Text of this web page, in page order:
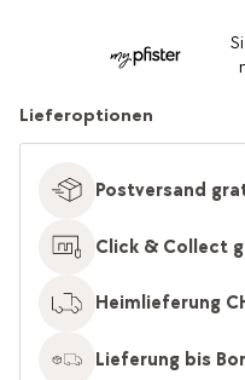
Lieferoptionen
Postversand
Click & Collect
Heimlieferung
Lieferung bis